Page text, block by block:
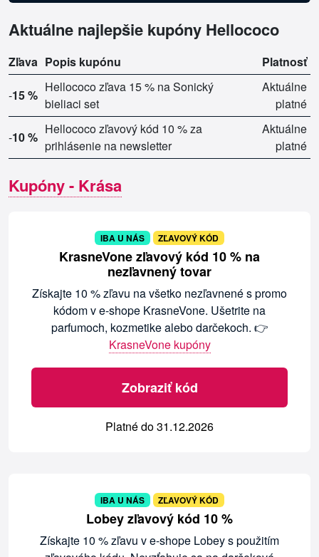
Aktuálne najlepšie kupóny Hellococo
Zľava Popis kupónu Platnosť
-15 %
Hellococo zľava 15 % na Sonický
bieliaci set
Aktuálne
platné
-10 %
Hellococo zľavový kód 10 % za
prihlásenie na newsletter
Aktuálne
platné
Kupóny - Krása
IBA U NÁS ZĽAVOVÝ KÓD
KrasneVone zľavový kód 10 % na
nezľavnený tovar
Získajte 10 % zľavu na všetko nezľavnené s promo
kódom v e-shope KrasneVone. Ušetrite na
parfumoch, kozmetike alebo darčekoch. 👉
KrasneVone kupóny
Zobraziť kód
Platné do 31.12.2026
IBA U NÁS ZĽAVOVÝ KÓD
Lobey zľavový kód 10 %
Získajte 10 % zľavu v e-shope Lobey s použitím